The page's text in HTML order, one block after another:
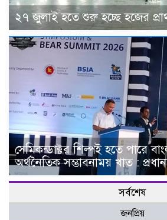
২৭ জুলাই হতে শুরু হচ্ছে হজের
সেমিকন্ডাক্টর শিল্পই হতে পারে
অর্থনৈতিক সম্ভাবনাময় খাত :
সর্বশেষ
জনপ্রিয়